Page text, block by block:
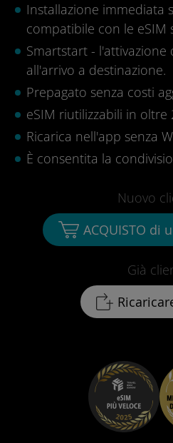
Installazione immediata
compatibile con le eSIM
Smartstart - l'attivazione
all'arrivo a destinazione.
Prepagato senza costi
eSIM riutilizzabili in oltre
Ricarica nell'app senza
È consentita la
Già
Nuovo
ACQUISTO di